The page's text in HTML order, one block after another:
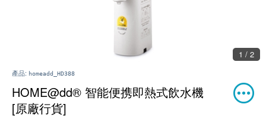
1 / 2
產品: homeadd_HD388
HOME@dd® 智能便携即熱式飲水機
[原廠行貨]